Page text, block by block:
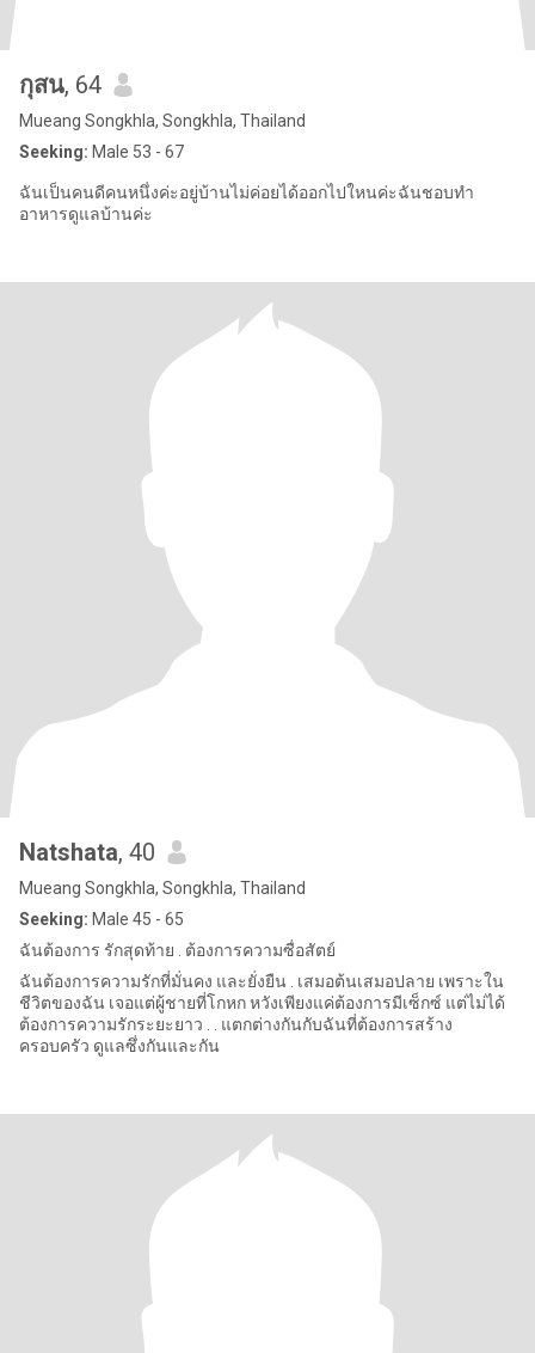
กุสน, 64
Mueang Songkhla, Songkhla, Thailand
Seeking: Male 53 - 67
ฉันเป็นคนดีคนหนึ่งค่ะอยู่บ้านไม่ค่อยได้ออกไปใหนค่ะฉันชอบทำ
อาหารดูแลบ้านค่ะ
Natshata, 40
Mueang Songkhla, Songkhla, Thailand
Seeking: Male 45 - 65
ฉันต้องการ รักสุดท้าย . ต้องการความซื่อสัตย์
ฉันต้องการความรักที่มั่นคง และยั่งยืน . เสมอต้นเสมอปลาย เพราะใน
ชีวิตของฉัน เจอแต่ผู้ชายที่โกหก หวังเพียงแค่ต้องการมีเซ็กซ์ แต่ไม่ได้
ต้องการความรักระยะยาว . . แตกต่างกันกับฉันที่ต้องการสร้าง
ครอบครัว ดูแลซึ่งกันและกัน